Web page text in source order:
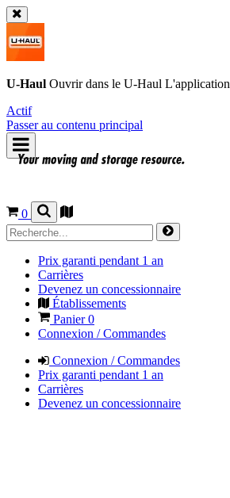
U-Haul Ouvrir dans le U-Haul L'application
Actif
Passer au contenu principal
0
Prix garanti pendant 1 an
Carrières
Devenez un concessionnaire
Établissements
Panier0
Connexion / Commandes
Connexion / Commandes
Prix garanti pendant 1 an
Carrières
Devenez un concessionnaire